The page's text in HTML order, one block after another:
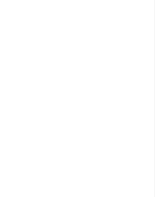
z 5 hviezdičiek.
z 5 hviezdičiek.